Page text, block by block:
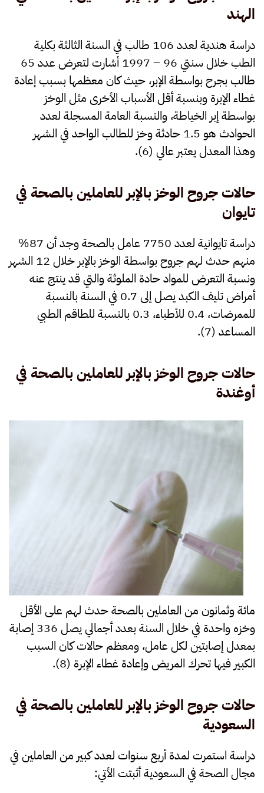
الهند
دراسة هندية لعدد 106 طالب في السنة الثالثة بكلية
الطب خلال سنتي 96 – 1997 أشارت لتعرض عدد 65
طالب بجرح بواسطة الإبر، حيث كان معظمها بسبب إعادة
غطاء الإبرة وبنسبة أقل الأسباب الأخرى مثل الوخز
بواسطة إبر الخياطة، والنسبة العامة المسجلة لعدد
الحوادث هو 1.5 حادثة وخز للطالب الواحد في الشهر
وهذا المعدل يعتبر عالي (6).
حالات جروح الوخز بالإبر للعاملين بالصحة في
تايوان
دراسة تايوانية لعدد 7750 عامل بالصحة وجد أن 87%
منهم حدث لهم جروح بواسطة الوخز بالإبر خلال 12 الشهر
ونسبة التعرض للمواد حادة الملوثة والتي قد ينتج عنه
أمراض تليف الكبد يصل إلى 0.7 في السنة بالنسبة
للممرضات، 0.4 للأطباء، 0.3 بالنسبة للطاقم الطبي
المساعد (7).
حالات جروح الوخز بالإبر للعاملين بالصحة في
أوغندة
مائة وثمانون من العاملين بالصحة حدث لهم على الأقل
وخزه واحدة في خلال السنة بعدد أجمالي يصل 336 إصابة
بمعدل إصابتين لكل عامل، ومعظم حالات كان السبب
الكبير فيها تحرك المريض وإعادة غطاء الإبرة (8).
حالات جروح الوخز بالإبر للعاملين بالصحة في
السعودية
دراسة استمرت لمدة أربع سنوات لعدد كبير من العاملين في
مجال الصحة في السعودية أثبتت الأتي: